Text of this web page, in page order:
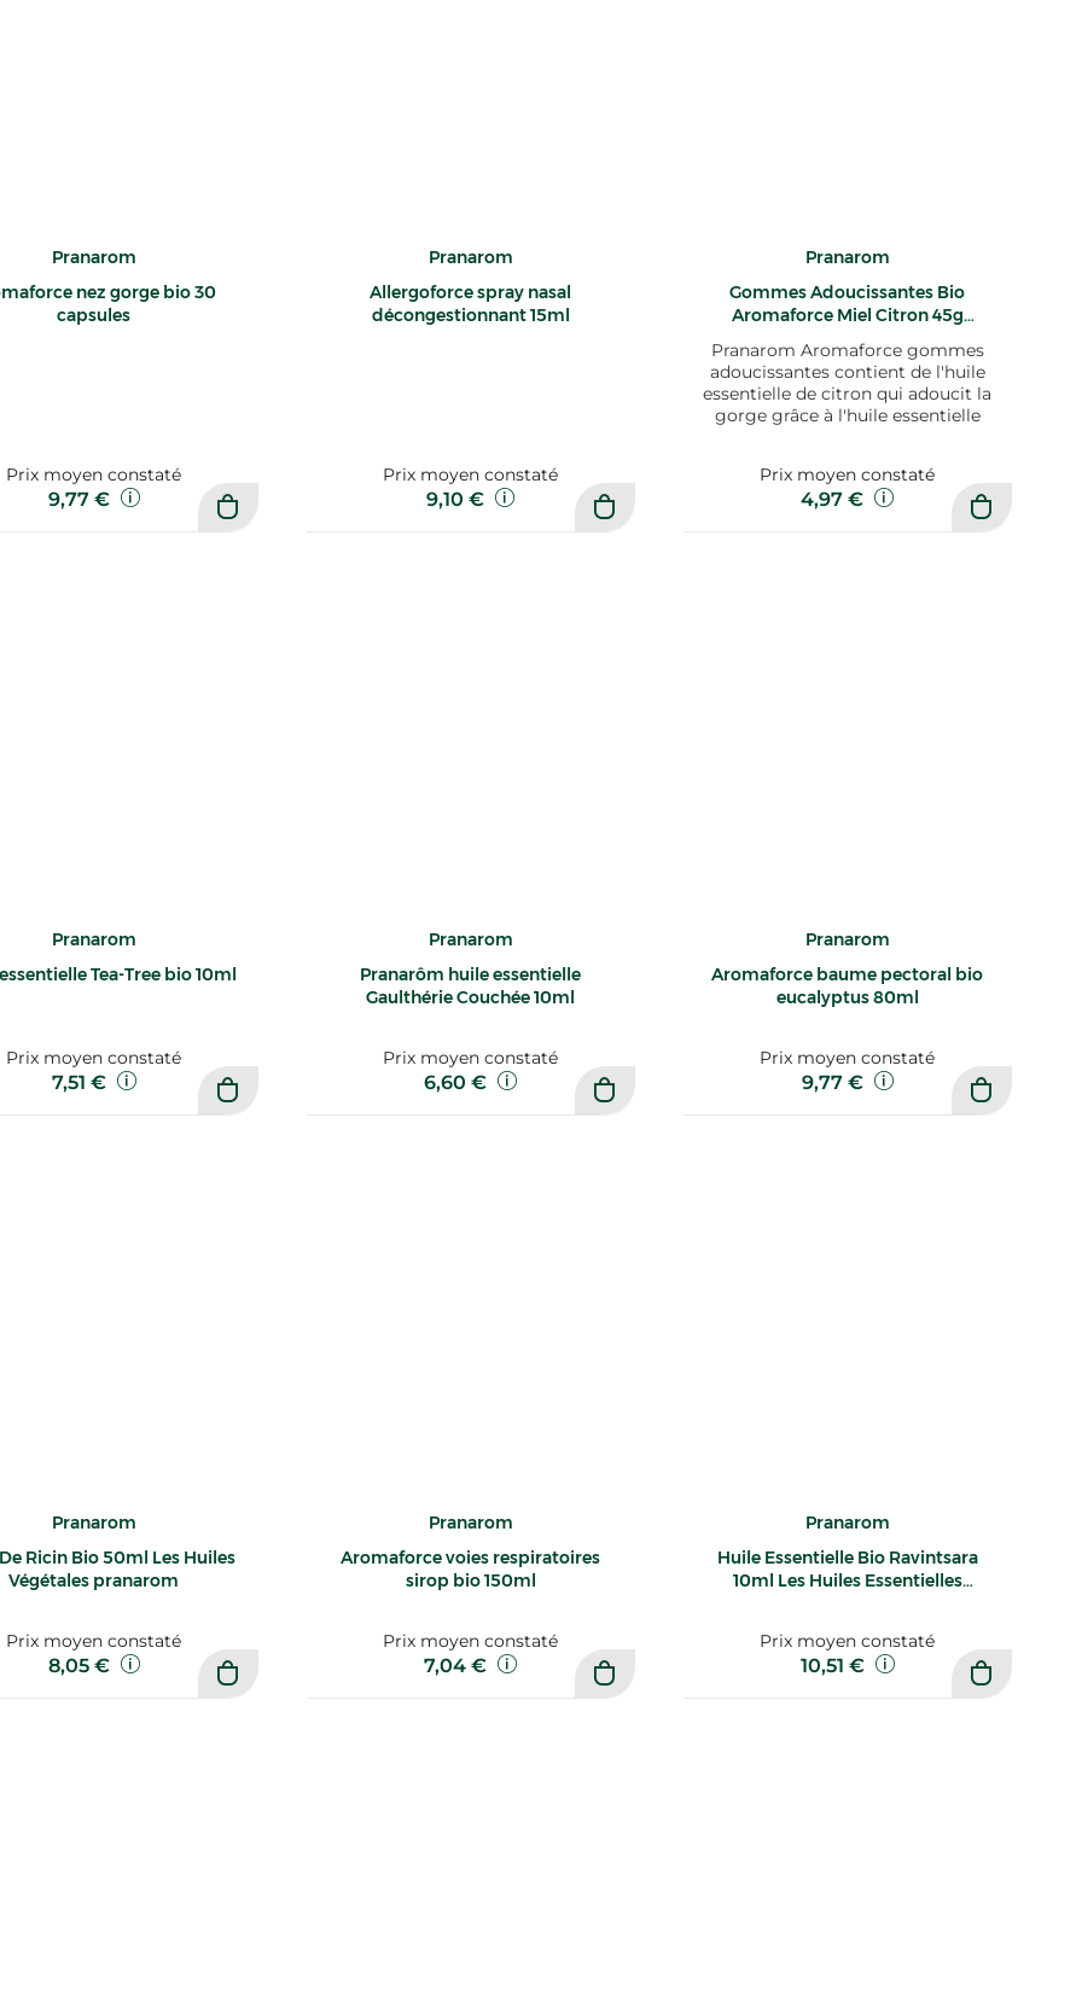
Pranarom
nez gorge bio 30
capsules
Prix moyen constaté
9,77 €
Pranarom
Allergoforce spray nasal
décongestionnant 15ml
Prix moyen constaté
9,10 €
Pranarom
Gommes Adoucissantes Bio
Aromaforce Miel Citron 45g
Aromaforce pranarom
Pranarom Aromaforce gommes
adoucissantes contient de l'huile
essentielle de citron qui adoucit la
gorge grâce à l'huile essentielle
Prix moyen constaté
4,97 €
Pranarom
Tea-Tree bio 10ml
Prix moyen constaté
7,51 €
Pranarom
Pranarôm huile essentielle
Gaulthérie Couchée 10ml
Prix moyen constaté
6,60 €
Pranarom
Aromaforce baume pectoral bio
eucalyptus 80ml
Prix moyen constaté
9,77 €
Pranarom
Ricin Bio 50ml Les Huiles
Végétales pranarom
Prix moyen constaté
8,05 €
Pranarom
Aromaforce voies respiratoires
sirop bio 150ml
Prix moyen constaté
7,04 €
Pranarom
Huile Essentielle Bio Ravintsara
10ml Les Huiles Essentielles
Prix moyen constaté
10,51 €